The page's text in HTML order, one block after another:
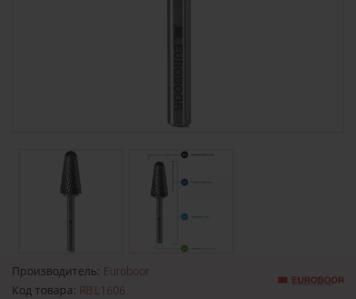
Производитель: Euroboor
Код товара: RB.L1606